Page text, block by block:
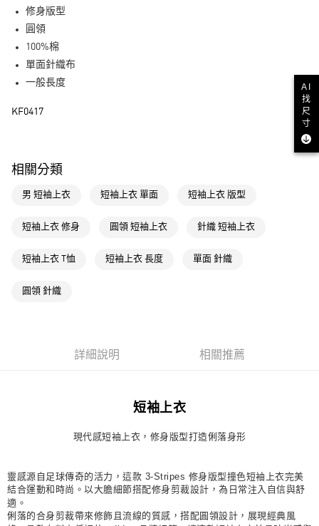
LINE Pay
全家取貨付款
付款後全家取貨
每筆NT$80，滿NT$1,500(含以上)免運費
付款後萊爾富取貨
7-11取貨付款
每筆NT$80，滿NT$1,500(含以上)免運費
每筆NT$80，滿NT$1,500(含以上)免運費
付款後門市自取
修身版型
圓領
100%棉
單面針織布
一般長度
KF0417
相關分類
男 短袖上衣 短袖上衣 單面 短袖上衣 版型
短袖上衣 修身 圓領 短袖上衣 針織 短袖上衣
短袖上衣 T恤 短袖上衣 長度 單面 針織
圓領 針織
詳細說明 相關推薦
短袖上衣
現代感短袖上衣，修身版型打造俐落身形
靈感源自足球傳奇的活力，這款 3-Stripes 修身版型撞色短袖上衣完美
結合運動和時尚。以大膽細節搭配修身剪裁設計，為日常注入自信與舒
適。
俐落的合身剪裁帶來修飾且流線的質感，搭配圓領設計，展現經典風
AI
找
尺
寸